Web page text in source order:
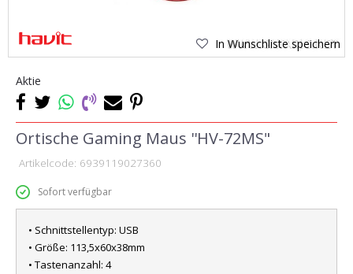
In Wunschliste speichern
Aktie
Ortische Gaming Maus ''HV-72MS"
Artikelcode: 6939119027360
Sofort verfügbar
• Schnittstellentyp: USB
• Größe: 113,5x60x38mm
• Tastenanzahl: 4